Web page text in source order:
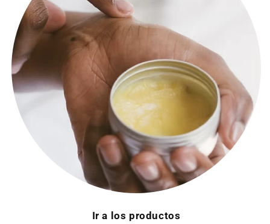
Ir a los productos